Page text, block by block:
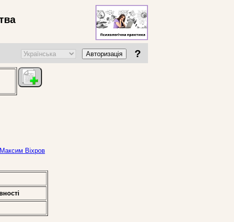
Авторизація ?
Віхров